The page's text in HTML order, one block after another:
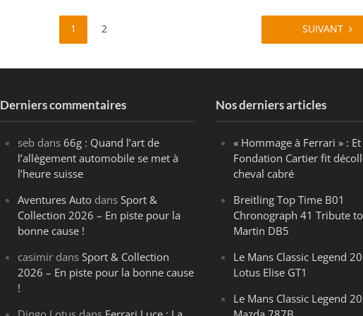
1 2 SUIVANT
Derniers commentaires
seb dans66g : Quand l’art de
l’allègement automobile se met à
l’heure suisse
Aventures Auto dansSport &
Collection 2026 – En piste pour la
bonne cause !
casimir dansSport & Collection
2026 – En piste pour la bonne cause
!
Nos derniers articles
« Hommage à Ferrari » :
Fondation Cartier fit
cheval cabré
Breitling Top Time B01
Chronograph 41 Tribute
Martin DB5
Le Mans Classic Legend
Lotus Elise GT1
Le Mans Classic Legend